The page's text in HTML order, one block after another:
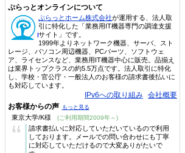
ぷらっとオンラインについて
ぷらっとホーム株式会社が運用する、法人取
引に特化した「業務用IT機器専門の調達支援
サイト」です。
1999年よりネットワーク機器、サーバ、スト
レージ、パソコン周辺機器、PCパーツ、ソフトウェ
ア、ライセンスなど、業務用IT機器中心に販売。品揃え
は業界トップクラスの約5.5万点です。法人取引に特化
し、学校・官公庁・一般法人のお客様の請求書後払いに
も対応しています。
IPv6への取り組み 会社概要
お客様からの声 もっと見る
東京大学/K様 (ご利用期間2009年～)
“
請求書払いに対応していただいているので利用
しております。メールでの問い合わせにも丁寧
に対応していただけるので大変ありがたいで